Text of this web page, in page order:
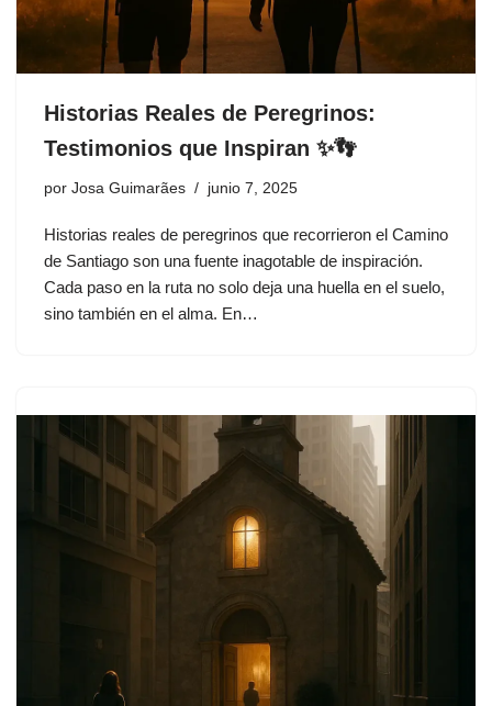
Historias Reales de Peregrinos:
Testimonios que Inspiran ✨👣
por Josa Guimarães junio 7, 2025
Historias reales de peregrinos que recorrieron el Camino
de Santiago son una fuente inagotable de inspiración.
Cada paso en la ruta no solo deja una huella en el suelo,
sino también en el alma. En…